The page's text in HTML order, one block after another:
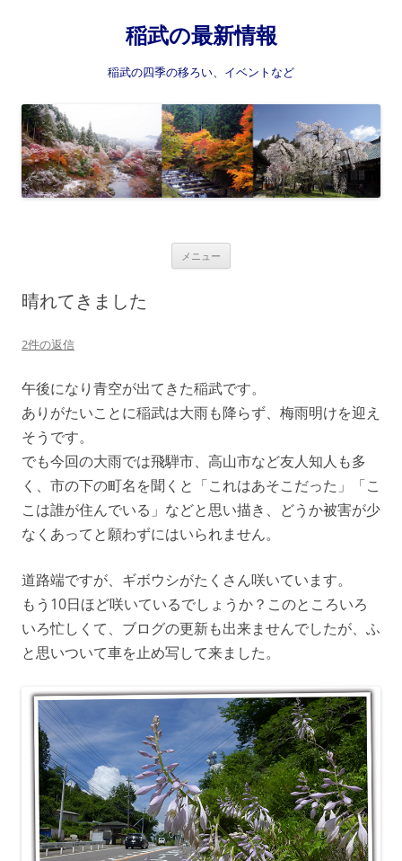
稲武の最新情報
稲武の四季の移ろい、イベントなど
メニュー
プ
晴れてきました
2件の返信
午後になり青空が出てきた稲武です。
ありがたいことに稲武は大雨も降らず、梅雨明けを迎え
そうです。
でも今回の大雨では飛騨市、高山市など友人知人も多
く、市の下の町名を聞くと「これはあそこだった」「こ
こは誰が住んでいる」などと思い描き、どうか被害が少
なくあってと願わずにはいられません。
道路端ですが、ギボウシがたくさん咲いています。
もう10日ほど咲いているでしょうか？このところいろ
いろ忙しくて、ブログの更新も出来ませんでしたが、ふ
と思いついて車を止め写して来ました。